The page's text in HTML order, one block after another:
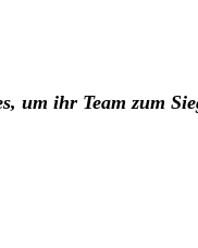
um ihr Team zum